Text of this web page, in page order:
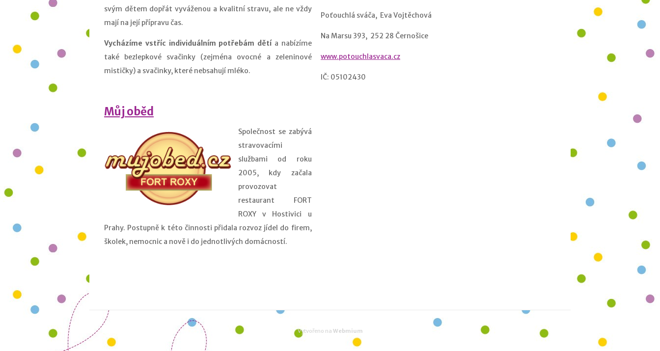
svým dětem dopřát vyváženou a kvalitní stravu, ale ne vždy
mají na její přípravu čas.
Vycházíme vstříc individuálním potřebám dětía nabízíme
také bezlepkové svačinky (zejména ovocné a zeleninové
mističky) a svačinky, které nebsahují mléko.
Můj oběd
Společnost se zabývá
stravovacími
službami od roku
2005, kdy začala
provozovat
restaurant FORT
ROXY v Hostivici u
Prahy. Postupně k této činnosti přidala rozvoz jídel do firem,
školek, nemocnic a nově i do jednotlivých domácností.
Poťouchlá sváča, Eva Vojtěchová
Na Marsu 393, 252 28 Černošice
www.potouchlasvaca.cz
IČ: 05102430
Vytvořeno na Webmium